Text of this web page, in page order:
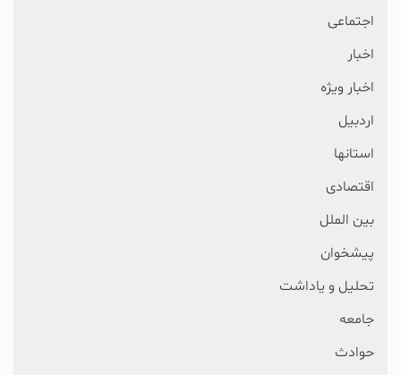
اجتماعی
اخبار
اخبار ویژه
اردبیل
استانها
اقتصادی
بین الملل
پیشخوان
تحلیل و یاداشت
جامعه
حوادث